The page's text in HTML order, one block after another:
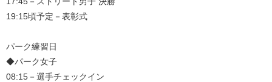
19:15頃予定－表彰式
パーク練習日
◆パーク女子
08:15－選手チェックイン